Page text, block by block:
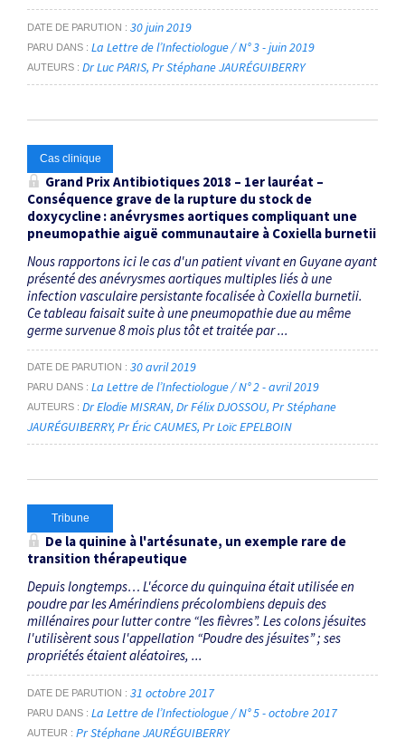
DATE DE PARUTION 30 juin 2019
PARU DANS La Lettre de l’Infectiologue / N° 3 - juin 2019
AUTEURS Dr Luc PARIS Pr Stéphane JAURÉGUIBERRY
Cas clinique
Grand Prix Antibiotiques 2018 – 1er lauréat –
Conséquence grave de la rupture du stock de
doxycycline : anévrysmes aortiques compliquant une
pneumopathie aiguë communautaire à Coxiella burnetii
Nous rapportons ici le cas d'un patient vivant en Guyane ayant
présenté des anévrysmes aortiques multiples liés à une
infection vasculaire persistante focalisée à Coxiella burnetii.
Ce tableau faisait suite à une pneumopathie due au même
germe survenue 8 mois plus tôt et traitée par ...
DATE DE PARUTION 30 avril 2019
PARU DANS La Lettre de l’Infectiologue / N° 2 - avril 2019
AUTEURS Dr Elodie MISRAN Dr Félix DJOSSOU Pr Stéphane
JAURÉGUIBERRY Pr Éric CAUMES Pr Loïc EPELBOIN
Tribune
De la quinine à l'artésunate, un exemple rare de
transition thérapeutique
Depuis longtemps… L'écorce du quinquina était utilisée en
poudre par les Amérindiens précolombiens depuis des
millénaires pour lutter contre “les fièvres”. Les colons jésuites
l'utilisèrent sous l'appellation “Poudre des jésuites” ; ses
propriétés étaient aléatoires, ...
DATE DE PARUTION 31 octobre 2017
PARU DANS La Lettre de l’Infectiologue / N° 5 - octobre 2017
AUTEUR Pr Stéphane JAURÉGUIBERRY